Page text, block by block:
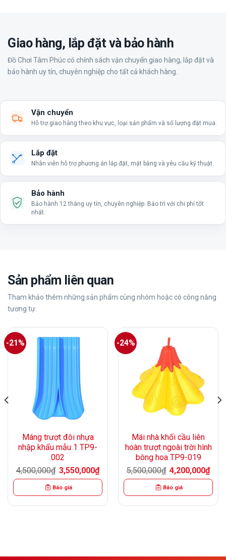
Giao hàng, lắp đặt và bảo hành
Đồ Chơi Tâm Phúc có chính sách vận chuyển giao hàng, lắp đặt và
bảo hành uy tín, chuyên nghiệp cho tất cả khách hàng.
Vận chuyển
Hỗ trợ giao hàng theo khu vực, loại sản phẩm và số lượng đặt mua.
Lắp đặt
Nhân viên hỗ trợ phương án lắp đặt, mặt bằng và yêu cầu kỹ thuật.
Bảo hành
Bảo hành 12 tháng uy tín, chuyên nghiệp. Bảo trì với chi phí tốt
nhất.
Sản phẩm liên quan
Tham khảo thêm những sản phẩm cùng nhóm hoặc có công năng
tương tự.
-21%
Máng trượt đôi nhựa
nhập khẩu mẫu 1 TP9-
002
4,500,000₫ Giá
gốc
4,500,000₫.
3,550,000₫Giá
hiện
tại
3,550,000₫.
Báo giá
-24%
Mái nhà khối cầu liên
hoàn trượt ngoài trời hình
bông hoa TP9-019
5,500,000₫ Giá
gốc
5,500,000₫.
4,200,000₫Giá
hiện
tại
Báo giá